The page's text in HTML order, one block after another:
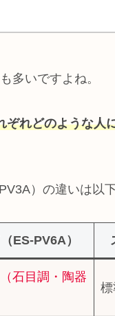
多いですよね。
ぞれどのような人
）の違いは以
ES-PV6A）
石目調・陶器